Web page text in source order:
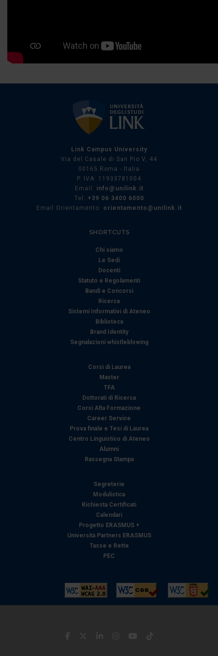
Link Campus University
Via del Casale di San Pio V, 44
00165 Roma - Italia
P. IVA: 11933781004
Email: info@unilink.it
Tel: +39 06 3400 6000
Email Orientamento: orientamento@unilink.it
SHORTCUTS
Chi siamo
Le Sedi
Docenti
Statuto e Regolamenti
Bandi e Concorsi
Ricerca
Sistemi Informativi di Ateneo
Biblioteca
Brand Identity
Segnalazioni whistleblowing
Corsi di Laurea
Master
TFA
Dottorati di Ricerca
Corsi Alta Formazione
Career Service
Prova finale e Tesi di Laurea
Centro Linguistico di Ateneo
Alumni
Rassegna Stampa
Segreterie
Modulistica
Richiesta Certificati
Calendari
Progetto ERASMUS +
Università Partners ERASMUS
Tasse e Rette
PEC